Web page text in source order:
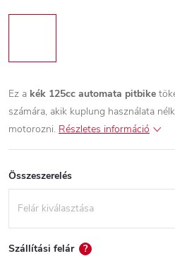
Ez a kék 125cc automata pitbike
számára, akik kuplung használata
motorozni. Részletes információ
Összeszerelés
Szállítási felár ?